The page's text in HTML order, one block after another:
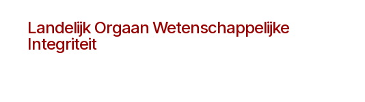
Landelijk Orgaan Wetenschappelijke
Integriteit